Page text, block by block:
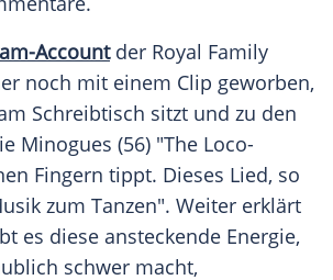
Accountder Royal Family
noch mit einem Clip geworben,
Schreibtisch sitzt und zu den
Minogues (56) "The Loco-
Fingern tippt. Dieses Lied, so
zum Tanzen". Weiter erklärt
es diese ansteckende Energie,
schwer macht,